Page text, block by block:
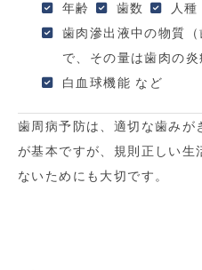
年齢 歯数 人種
歯肉滲出液中の物質
で、その量は歯肉の炎
白血球機能 など
歯周病予防は、適切な歯みが
が基本ですが、規則正しい生
ないためにも大切です。